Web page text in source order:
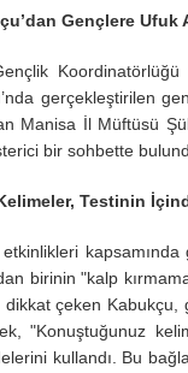
Gençlere Ufuk
Koordinatörlüğü
gerçekleştirilen
Manisa İl Müftüsü
bir sohbette
Testinin
birinin "kalp
dikkat çeken
"Konuştuğunuz
kullandı. Bu